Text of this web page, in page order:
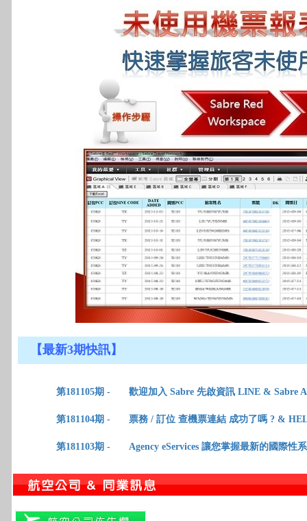
【最新3期快訊】
第181105期 - 歡迎加入 Sabre 先啟資訊 LINE & Sabre
第181104期 - 票務 / 訂位 查機票連結 成功了嗎 ? &
第181103期 - Agency eServices 讓您掌握最新的國際性